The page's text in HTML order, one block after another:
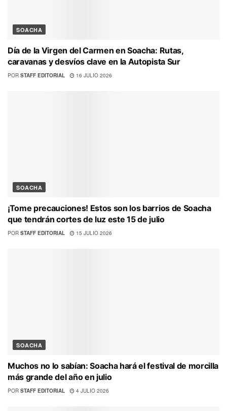
SOACHA
Día de la Virgen del Carmen en Soacha: Rutas,
caravanas y desvíos clave en la Autopista Sur
POR STAFF EDITORIAL 16 JULIO 2026
SOACHA
¡Tome precauciones! Estos son los barrios de Soacha
que tendrán cortes de luz este 15 de julio
POR STAFF EDITORIAL 15 JULIO 2026
SOACHA
Muchos no lo sabían: Soacha hará el festival de morcilla
más grande del año en julio
POR STAFF EDITORIAL 4 JULIO 2026